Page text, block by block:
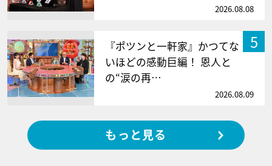
2026.08.08
5
『ポツンと一軒家』かつてな
いほどの感動巨編！ 恩人と
の“涙の再…
2026.08.09
もっと見る